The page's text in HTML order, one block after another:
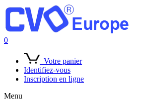
0
Votre panier
Identifiez-vous
Inscription en ligne
Menu